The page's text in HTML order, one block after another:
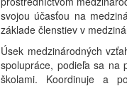
svojou účasťou na
základe členstiev v
Úsek medzinárodných
spolupráce, podieľa sa na
školami. Koordinuje a